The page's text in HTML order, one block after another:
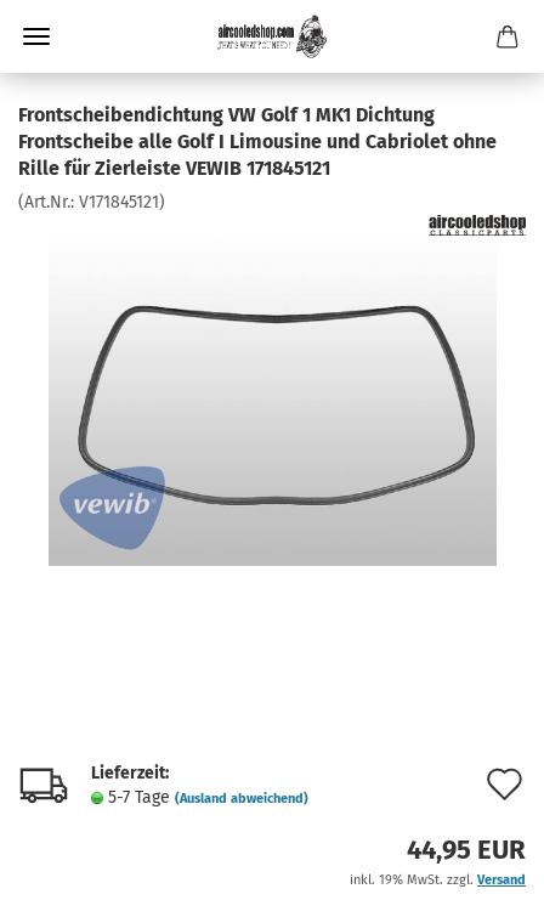
Frontscheibendichtung VW Golf 1 MK1 Dichtung
Frontscheibe alle Golf I Limousine und Cabriolet ohne
Rille für Zierleiste VEWIB 171845121
(Art.Nr.: V171845121)
Lieferzeit:
5-7 Tage (Ausland abweichend)
44,95 EUR
inkl. 19% MwSt. zzgl. Versand